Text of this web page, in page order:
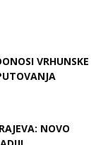
VRHUNSKE
NOVO